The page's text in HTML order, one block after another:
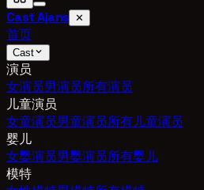
Cast Ajans ✕
首页
Cast
演员
女演员男演员所有演员
儿童演员
女童演员男童演员所有儿童演员
婴儿
女婴演员男婴演员所有婴儿
模特